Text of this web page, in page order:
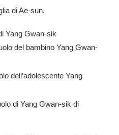
di Ae-sun.
Yang Gwan-sik
del bambino Yang Gwan-
dell’adolescente Yang
di Yang Gwan-sik di